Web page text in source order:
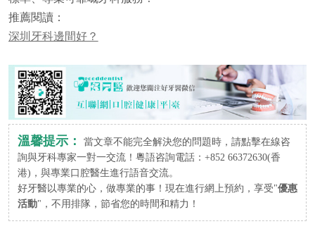
推薦閱讀：
深圳牙科邊間好？
溫馨提示：
當文章不能完全解決您的問題時，請點擊在線咨
詢與牙科專家一對一交流！粵語咨詢電話：+852 66372630(香
港)，與專業口腔醫生進行語音交流。
好牙醫以專業的心，做專業的事！現在進行網上預約，享受"優惠
活動"，不用排隊，節省您的時間和精力！